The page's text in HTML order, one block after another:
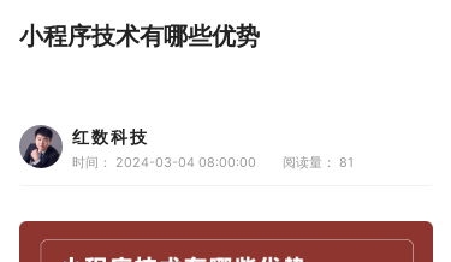
小程序技术有哪些优势
红数科技
时间： 2024-03-04 08:00:00 阅读量： 81